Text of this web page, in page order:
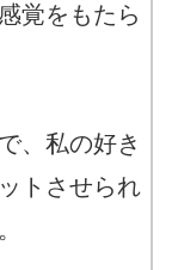
覚をもたら
、私の好き
トさせられ